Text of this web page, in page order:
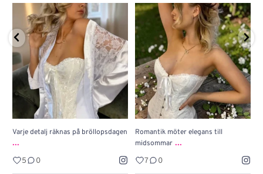
Varje detalj räknas på bröllopsdagen
...
5 0
Romantik möter elegans till
midsommar ...
7 0